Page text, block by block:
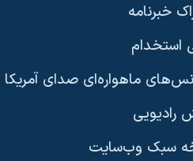
خبرنامه
استخدام
ماهواره‌ای صدای آمریکا
رادیویی
سبک وب‌سایت